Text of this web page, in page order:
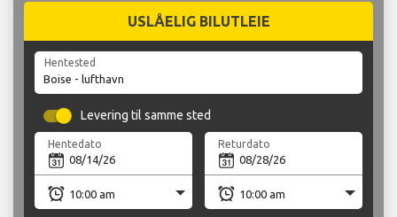
USLÅELIG BILUTLEIE
Hentested
Levering til samme sted
Hentedato Returdato